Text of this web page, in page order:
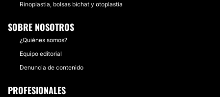
Rinoplastia, bolsas bichat y otoplastia
SOBRE NOSOTROS
¿Quiénes somos?
Equipo editorial
Denuncia de contenido
PROFESIONALES